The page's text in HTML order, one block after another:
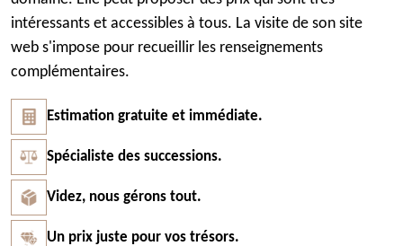
intéressants et accessibles à tous. La visite de son site
web s'impose pour recueillir les renseignements
complémentaires.
Estimation gratuite et immédiate.
Spécialiste des successions.
Videz, nous gérons tout.
Un prix juste pour vos trésors.